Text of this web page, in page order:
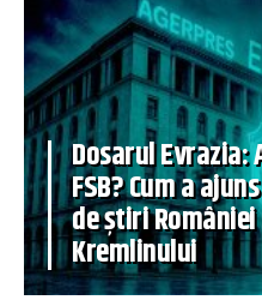
Dosarul
FSB? Cum a
de știri
Kremlinului